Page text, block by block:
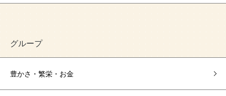
グループ
豊かさ・繁栄・お金